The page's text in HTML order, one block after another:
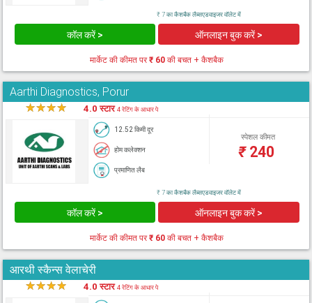
₹ 7 का कैशबैक लैब्सएडवाइजर वॉलेट में
कॉल करें > ऑनलाइन बुक करें >
मार्केट की कीमत पर₹ 60 की बचत + कैशबैक
Aarthi Diagnostics, Porur
★★★★ 4.0 स्टार4 रेटिंग के आधार पे
12.52 किमी दूर
होम कलेक्शन
प्रमाणित लैब
स्पेशल कीमत
₹240
₹ 7 का कैशबैक लैब्सएडवाइजर वॉलेट में
कॉल करें > ऑनलाइन बुक करें >
मार्केट की कीमत पर₹ 60 की बचत + कैशबैक
आरथी स्कैन्स वेलाचेरी
★★★★ 4.0 स्टार4 रेटिंग के आधार पे